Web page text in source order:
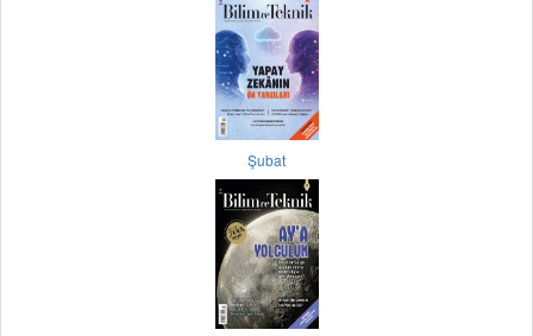
Şubat